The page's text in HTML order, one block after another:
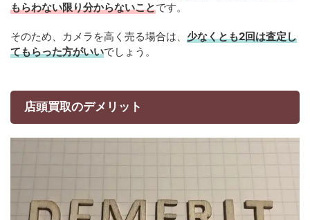
もらわない限り分からないことです。
そのため、カメラを高く売る場合は、 少なくとも2回は査定し
てもらった方がいいでしょう。
店頭買取のデメリット